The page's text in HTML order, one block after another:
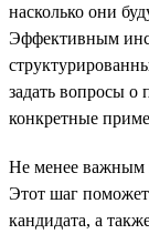
насколько они
Эффективным
задать вопросы о
конкретные
Не менее важным
Этот шаг
кандидата, а